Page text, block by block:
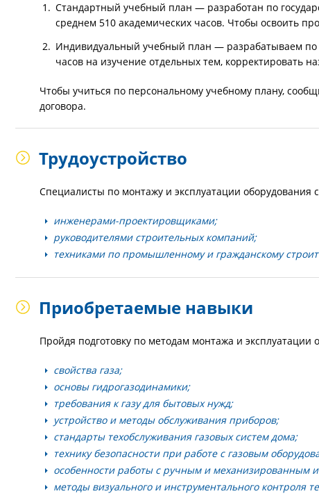
Стандартный учебный план — разработан по
среднем 510 академических часов. Чтобы освоить
Индивидуальный учебный план — разрабатываем по
часов на изучение отдельных тем, корректировать
Чтобы учиться по персональному учебному плану,
договора.
Трудоустройство
Специалисты по монтажу и эксплуатации оборудования
инженерами-проектировщиками;
руководителями строительных компаний;
техниками по промышленному и гражданскому
Приобретаемые навыки
Пройдя подготовку по методам монтажа и
свойства газа;
основы гидрогазодинамики;
требования к газу для бытовых нужд;
устройство и методы обслуживания приборов;
стандарты техобслуживания газовых систем дома;
технику безопасности при работе с газовым
особенности работы с ручным и механизированным
методы визуального и инструментального контроля